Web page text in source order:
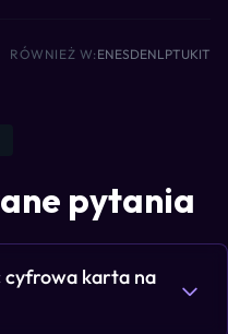
RÓWNIEŻ W: ENESDENL PTUKIT
pytania
cyfrowa karta na